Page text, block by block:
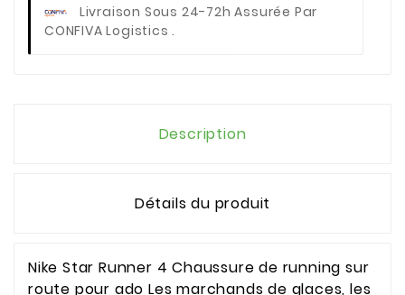
Livraison Sous 24-72h Assurée Par
CONFIVA Logistics .
Description
Détails du produit
Nike Star Runner 4 Chaussure de running sur
route pour ado Les marchands de glaces, les